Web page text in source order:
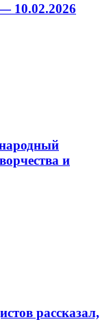
10.02.2026
и
рассказал,